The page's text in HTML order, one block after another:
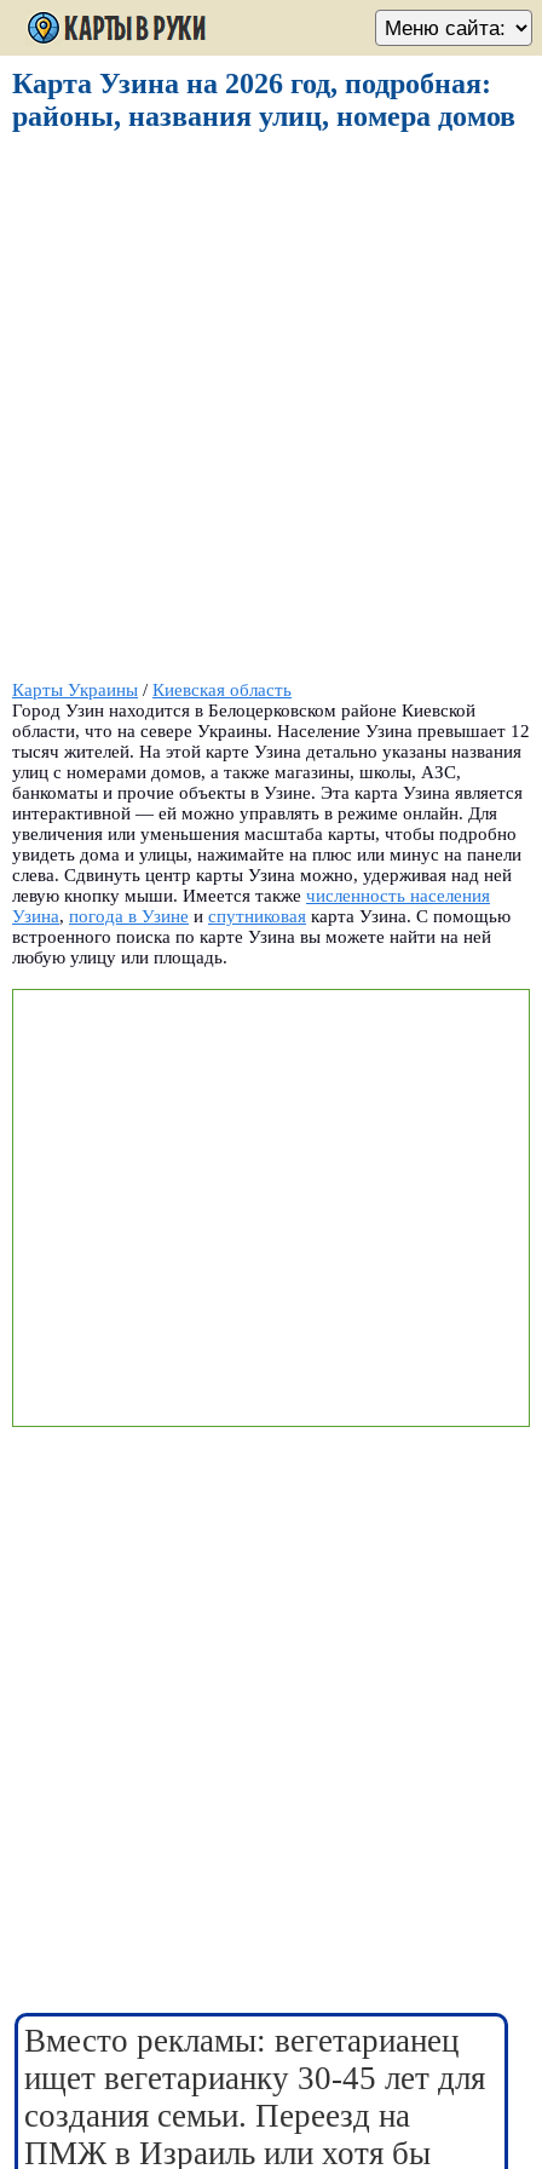
Карта Узина на 2026 год, подробная:
районы, названия улиц, номера домов
Карты Украины / Киевская область
Город Узин находится в Белоцерковском районе Киевской
области, что на севере Украины. Население Узина превышает 12
тысяч жителей. На этой карте Узина детально указаны названия
улиц с номерами домов, а также магазины, школы, АЗС,
банкоматы и прочие объекты в Узине. Эта карта Узина является
интерактивной — ей можно управлять в режиме онлайн. Для
увеличения или уменьшения масштаба карты, чтобы подробно
увидеть дома и улицы, нажимайте на плюс или минус на панели
слева. Сдвинуть центр карты Узина можно, удерживая над ней
левую кнопку мыши. Имеется также численность населения
Узина, погода в Узине и спутниковая карта Узина. С помощью
встроенного поиска по карте Узина вы можете найти на ней
любую улицу или площадь.
Вместо рекламы: вегетарианец
ищет вегетарианку 30-45 лет для
создания семьи. Переезд на
ПМЖ в Израиль или хотя бы